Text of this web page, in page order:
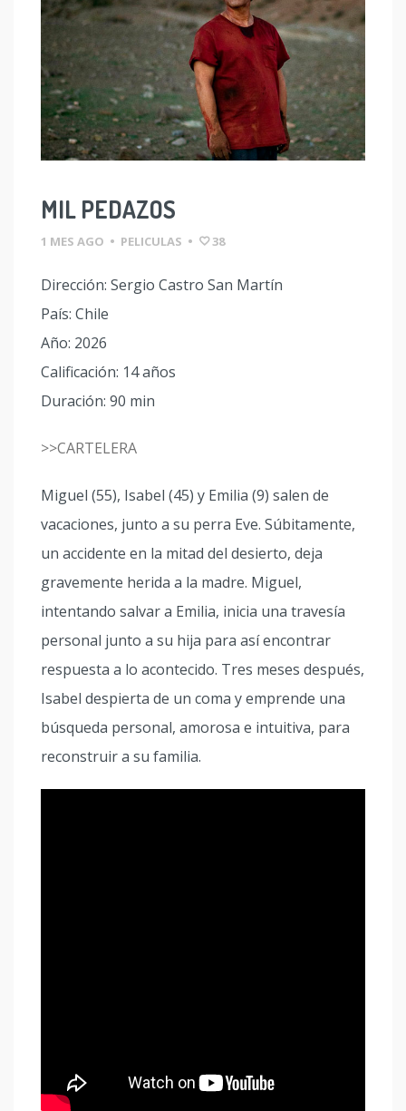
MIL PEDAZOS
1 MES AGO • PELICULAS • 38
Dirección: Sergio Castro San Martín
País: Chile
Año: 2026
Calificación: 14 años
Duración: 90 min
>>CARTELERA
Miguel (55), Isabel (45) y Emilia (9) salen de
vacaciones, junto a su perra Eve. Súbitamente,
un accidente en la mitad del desierto, deja
gravemente herida a la madre. Miguel,
intentando salvar a Emilia, inicia una travesía
personal junto a su hija para así encontrar
respuesta a lo acontecido. Tres meses después,
Isabel despierta de un coma y emprende una
búsqueda personal, amorosa e intuitiva, para
reconstruir a su familia.